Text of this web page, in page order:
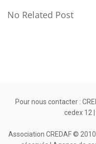
No Related Post
Pour nous contacter :
cedex 12 |
Association CREDAF ©